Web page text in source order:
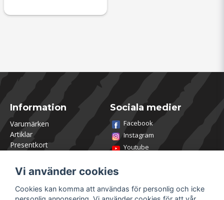
Information
Varumärken
Artiklar
Presentkort
Om Utklasad
Team Utklasad
Recensera och vinn
Öppettider Lagershop
Sociala medier
Facebook
Instagram
Youtube
Vi använder cookies
Cookies kan komma att användas för personlig och icke